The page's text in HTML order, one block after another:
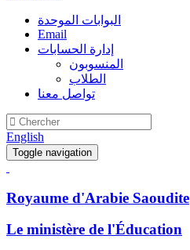
البوابات الموحدة
Email
إدارة الحسابات
المنسوبون
الطلاب
تواصل معنا
English
Toggle navigation
Royaume d'Arabie Saoudite
Le ministère de l'Éducation